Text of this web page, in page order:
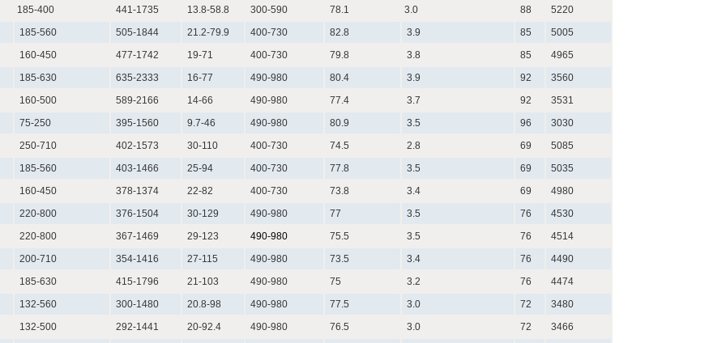
185-400 441-1735 13.8-58.8 300-590 78.1 3.0 88
5220
185-560
505-1844 21.2-79.9 400-730 82.8 3.9 85
5005
160-450
477-1742 19-71 400-730 79.8 3.8 85
4965
185-630
635-2333 16-77 490-980 80.4 3.9 92
3560
160-500
589-2166 14-66 490-980 77.4 3.7 92
3531
75-250
395-1560 9.7-46 490-980 80.9 3.5 96
3030
250-710
402-1573 30-110 400-730 74.5 2.8 69
5085
185-560
403-1466 25-94 400-730 77.8 3.5 69
5035
160-450
378-1374 22-82 400-730 73.8 3.4 69
4980
220-800
376-1504 30-129 490-980 77 3.5 76
4530
220-800
367-1469 29-123 490-980 75.5 3.5 76
4514
200-710
354-1416 27-115 490-980 73.5 3.4 76
4490
185-630
415-1796 21-103 490-980 75 3.2 76
4474
132-560
300-1480 20.8-98 490-980 77.5 3.0 72
3480
132-500
292-1441 20-92.4 490-980 76.5 3.0 72
3466